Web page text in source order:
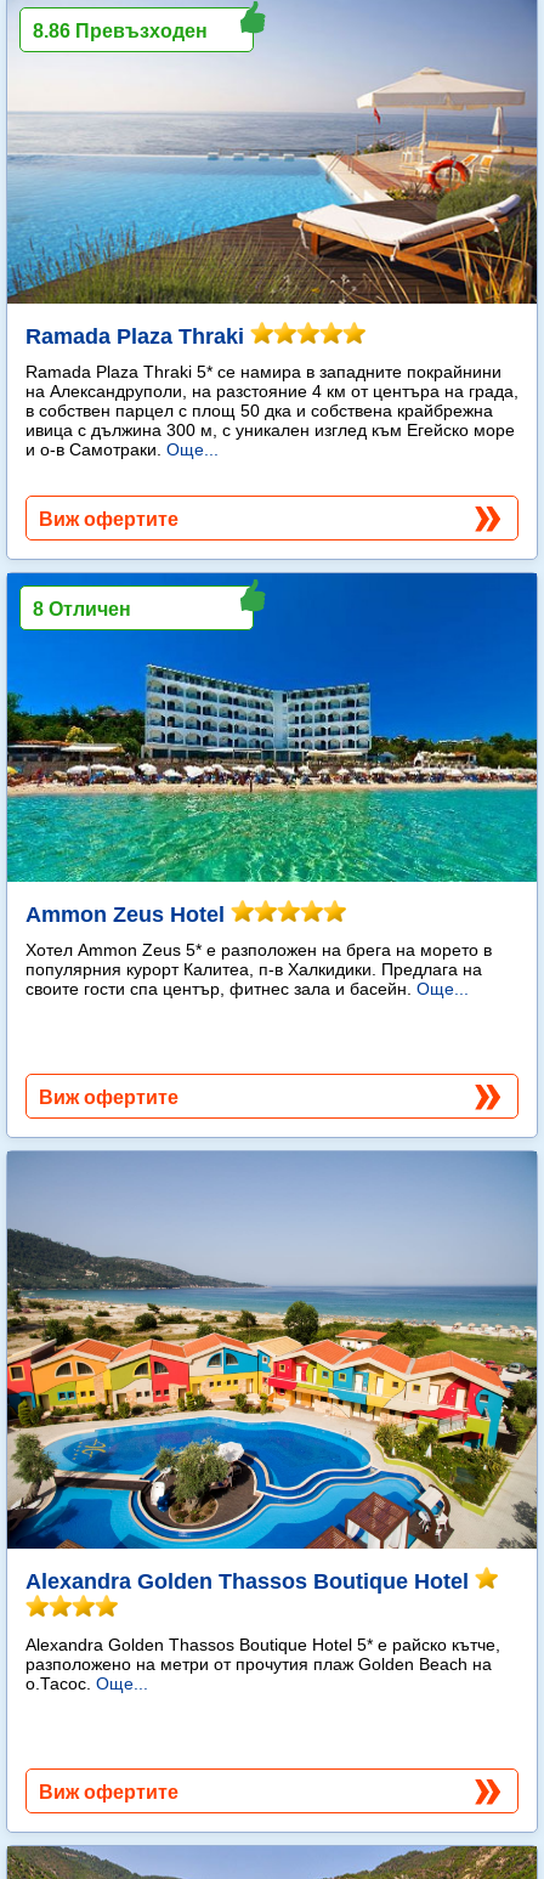
Ramada Plaza Thraki
Ramada Plaza Thraki 5* се намира в западните покрайнини
на Александруполи, на разстояние 4 км от центъра на града,
в собствен парцел с площ 50 дка и собствена крайбрежна
ивица с дължина 300 м, с уникален изглед към Егейско море
и о-в Самотраки. Още...
8.86 Превъзходен
Виж офертите
Ammon Zeus Hotel
Хотел Ammon Zeus 5* е разположен на брега на морето в
популярния курорт Калитеа, п-в Халкидики. Предлага на
своите гости спа център, фитнес зала и басейн. Още...
8 Отличен
Виж офертите
Alexandra Golden Thassos Boutique Hotel
Alexandra Golden Thassos Boutique Hotel 5* е райско кътче,
разположено на метри от прочутия плаж Golden Beach на
о.Тасос. Още...
Виж офертите